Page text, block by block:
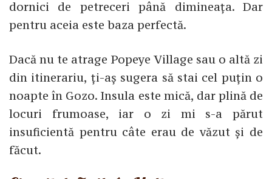
dornici de petreceri până dimineața. Dar
pentru aceia este baza perfectă.
Dacă nu te atrage Popeye Village sau o altă zi
din itinerariu, ți-aș sugera să stai cel puțin o
noapte în Gozo. Insula este mică, dar plină de
locuri frumoase, iar o zi mi s-a părut
insuficientă pentru câte erau de văzut și de
făcut.